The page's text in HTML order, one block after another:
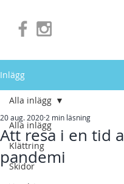
Inlägg
Alla inlägg
Klättring
Skidor
Alla inlägg
Att resa i en tid
pandemi
20 aug. 2020 2 min läsning